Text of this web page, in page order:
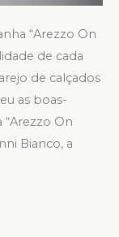
“Arezzo On
de cada
de calçados
as boas-
On
Bianco, a